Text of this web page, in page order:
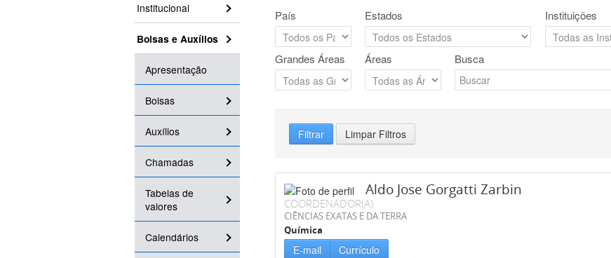
Institucional
Bolsas e Auxílios
Apresentação
Bolsas
Auxílios
Chamadas
Tabelas de
valores
Calendários
País Estados Instituições
Grandes Áreas Áreas Busca
Filtrar Limpar Filtros
Aldo Jose Gorgatti Zarbin
COORDENADOR(A)
CIÊNCIAS EXATAS E DA TERRA
Química
E-mail Currículo